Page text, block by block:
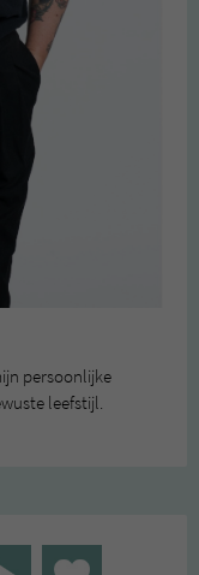
persoonlijke
leefstijl.